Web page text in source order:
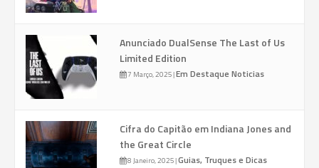
Anunciado DualSense The Last of Us
Limited Edition
7 Março, 2025|Em Destaque Noticias
Cifra do Capitão em Indiana Jones and
the Great Circle
8 Janeiro, 2025|Guias, Truques e Dicas